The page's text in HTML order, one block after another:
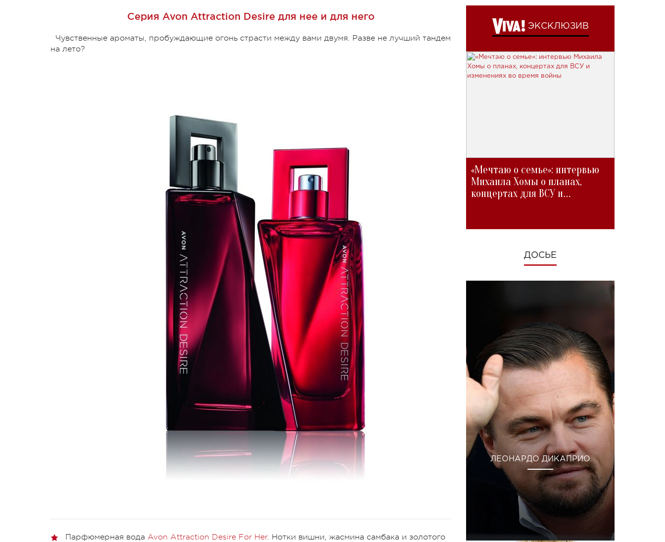
Серия Avon Attraction Desire для нее и для него
Чувственные ароматы, пробуждающие огонь страсти между вами двумя. Разве не лучший тандем
на лето?
Парфюмерная вода Avon Attraction Desire For Her. Нотки вишни, жасмина самбака и золотого
ЭКСКЛЮЗИВ
«Мечтаю о семье»: интервью
Михаила Хомы о планах,
концертах для ВСУ и
ДОСЬЕ
ЛЕОНАРДО ДИКАПРИО